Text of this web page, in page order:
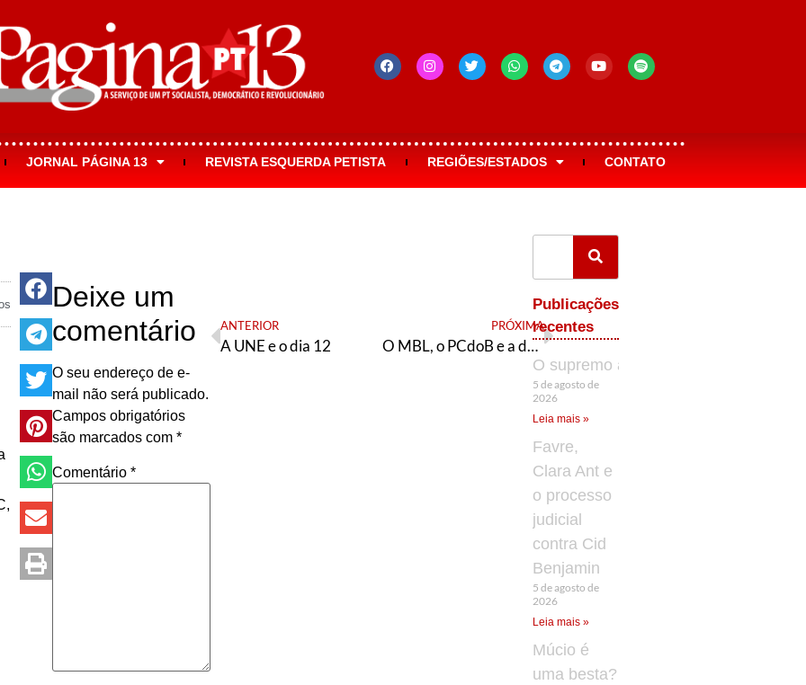
JORNAL PÁGINA 13 REVISTA ESQUERDA PETISTA REGIÕES/ESTADOS CONTATO
Deixe um
comentário
O seu endereço de e-
mail não será publicado.
Campos obrigatórios
são marcados com *
Comentário *
ANTERIOR
A UNE e o dia 12
PRÓXIMA
O MBL, o PCdoB e a democracia
Publicações
recentes
O supremo aprendiz
5 de agosto de
2026
Leia mais »
Favre,
Clara Ant e
o processo
judicial
contra Cid
Benjamin
5 de agosto de
2026
Leia mais »
Múcio é
uma besta?